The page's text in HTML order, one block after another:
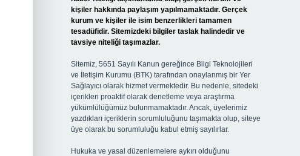
kişiler hakkında paylaşım yapılmamaktadır. Gerçek
kurum ve kişiler ile isim benzerlikleri tamamen
tesadüfidir. Sitemizdeki bilgiler taslak halindedir ve
tavsiye niteliği taşımazlar.
Sitemiz, 5651 Sayılı Kanun gereğince Bilgi Teknolojileri
ve İletişim Kurumu (BTK) tarafından onaylanmış bir Yer
Sağlayıcı olarak hizmet vermektedir. Bu nedenle, sitedeki
içerikleri proaktif olarak denetleme veya araştırma
yükümlülüğümüz bulunmamaktadır. Ancak, üyelerimiz
yazdıkları içeriklerin sorumluluğunu taşımakta olup, siteye
üye olarak bu sorumluluğu kabul etmiş sayılırlar.
Hukuka ve yasal düzenlemelere aykırı olduğunu